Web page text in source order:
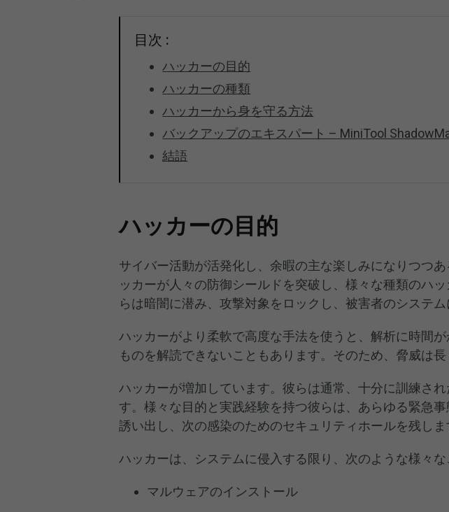
目次 :
ハッカーの目的
ハッカーの種類
ハッカーから身を守る方法
バックアップのエキスパート – MiniTool
結語
ハッカーの目的
サイバー活動が活発化し、余暇の主な楽しみになりつつ
ッカーが人々の防御シールドを突破し、様々な種類のハ
らは暗闇に潜み、攻撃対象をロックし、被害者のシステム
ハッカーがより柔軟で高度な手法を使うと、解析に時間
ものを解読できないこともあります。そのため、脅威は長
ハッカーが増加しています。彼らは通常、十分に訓練さ
す。様々な目的と実践経験を持つ彼らは、あらゆる緊急
誘い出し、次の感染のためのセキュリティホールを残しま
ハッカーは、システムに侵入する限り、次のような様々な
マルウェアのインストール